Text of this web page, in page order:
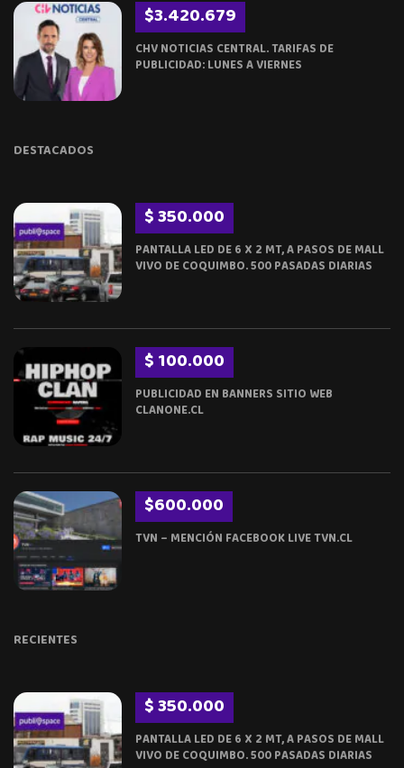
$3.420.679
CHV NOTICIAS CENTRAL. TARIFAS DE
PUBLICIDAD: LUNES A VIERNES
DESTACADOS
$ 350.000
PANTALLA LED DE 6 X 2 MT, A PASOS DE MALL
VIVO DE COQUIMBO. 500 PASADAS DIARIAS
$ 100.000
PUBLICIDAD EN BANNERS SITIO WEB
CLANONE.CL
$600.000
TVN – MENCIÓN FACEBOOK LIVE TVN.CL
RECIENTES
$ 350.000
PANTALLA LED DE 6 X 2 MT, A PASOS DE MALL
VIVO DE COQUIMBO. 500 PASADAS DIARIAS